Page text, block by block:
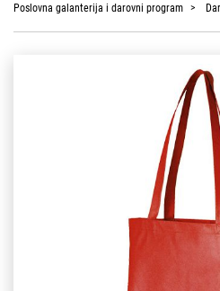
Poslovna galanterija i darovni program